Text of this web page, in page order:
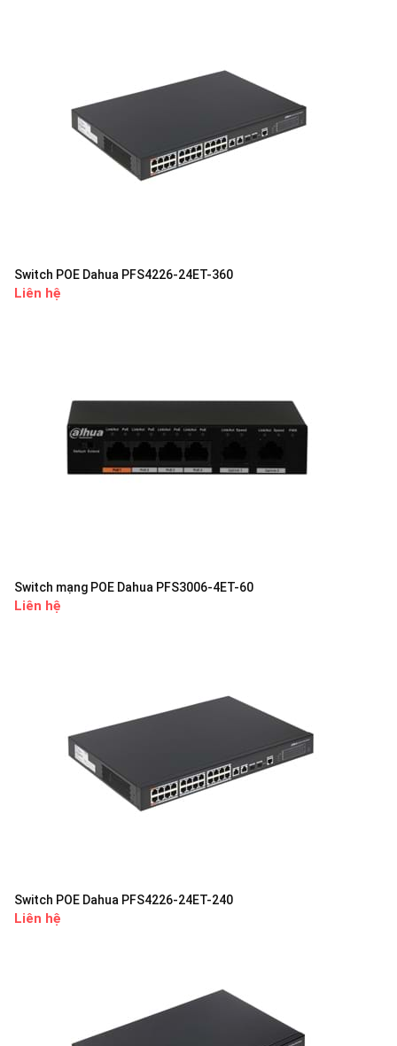
Switch POE Dahua PFS4226-24ET-360
Liên hệ
Switch mạng POE Dahua PFS3006-4ET-60
Liên hệ
Switch POE Dahua PFS4226-24ET-240
Liên hệ